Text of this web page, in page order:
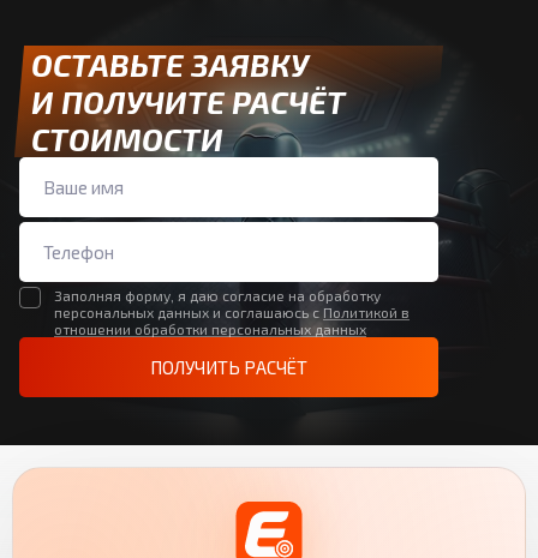
ОСТАВЬТЕ ЗАЯВКУ
И ПОЛУЧИТЕ РАСЧЁТ
СТОИМОСТИ
Заполняя форму, я даю согласие на обработку
персональных данных и соглашаюсь с Политикой в
отношении обработки персональных данных
ПОЛУЧИТЬ РАСЧЁТ